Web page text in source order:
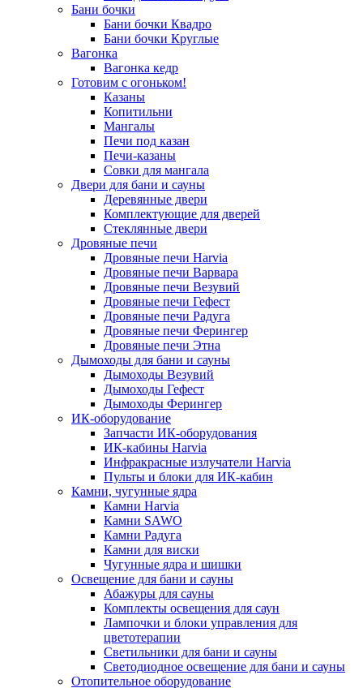
Бани бочки
Бани бочки Квадро
Бани бочки Круглые
Вагонка
Вагонка кедр
Готовим с огоньком!
Казаны
Копитильни
Мангалы
Печи под казан
Печи-казаны
Совки для мангала
Двери для бани и сауны
Деревянные двери
Комплектующие для дверей
Стеклянные двери
Дровяные печи
Дровяные печи Harvia
Дровяные печи Варвара
Дровяные печи Везувий
Дровяные печи Гефест
Дровяные печи Радуга
Дровяные печи Ферингер
Дровяные печи Этна
Дымоходы для бани и сауны
Дымоходы Везувий
Дымоходы Гефест
Дымоходы Ферингер
ИК-оборудование
Запчасти ИК-оборудования
ИК-кабины Harvia
Инфракрасные излучатели Harvia
Пульты и блоки для ИК-кабин
Камни, чугунные ядра
Камни Harvia
Камни SAWO
Камни Радуга
Камни для виски
Чугунные ядра и шишки
Освещение для бани и сауны
Абажуры для сауны
Комплекты освещения для саун
Лампочки и блоки управления для
цветотерапии
Светильники для бани и сауны
Светодиодное освещение для бани и сауны
Отопительное оборудование